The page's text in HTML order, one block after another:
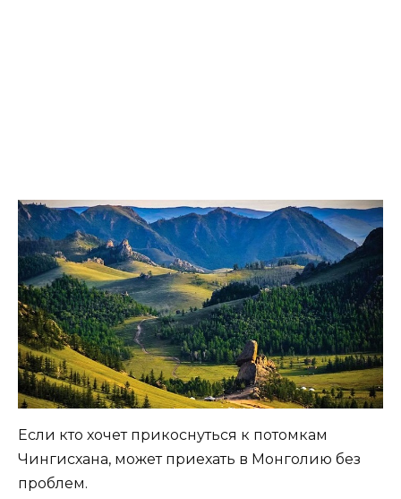
Если кто хочет прикоснуться к потомкам
Чингисхана, может приехать в Монголию без
проблем.